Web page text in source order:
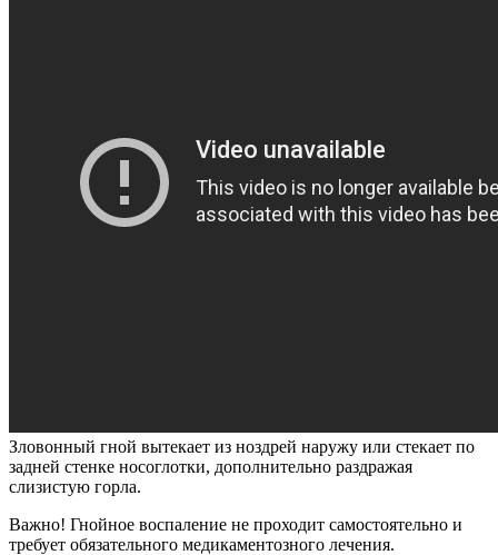
Зловонный гной вытекает из ноздрей наружу или стекает по
задней стенке носоглотки, дополнительно раздражая
слизистую горла.
Важно! Гнойное воспаление не проходит самостоятельно и
требует обязательного медикаментозного лечения.